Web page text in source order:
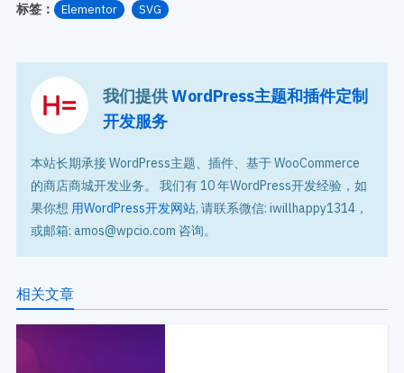
标签： Elementor SVG
我们提供WordPress主题和插件定制
开发服务
本站长期承接 WordPress主题、插件、基于 WooCommerce
的商店商城开发业务。 我们有 10 年WordPress开发经验，如
果你想 用WordPress开发网站, 请联系微信: iwillhappy1314，
或邮箱: amos@wpcio.com 咨询。
相关文章